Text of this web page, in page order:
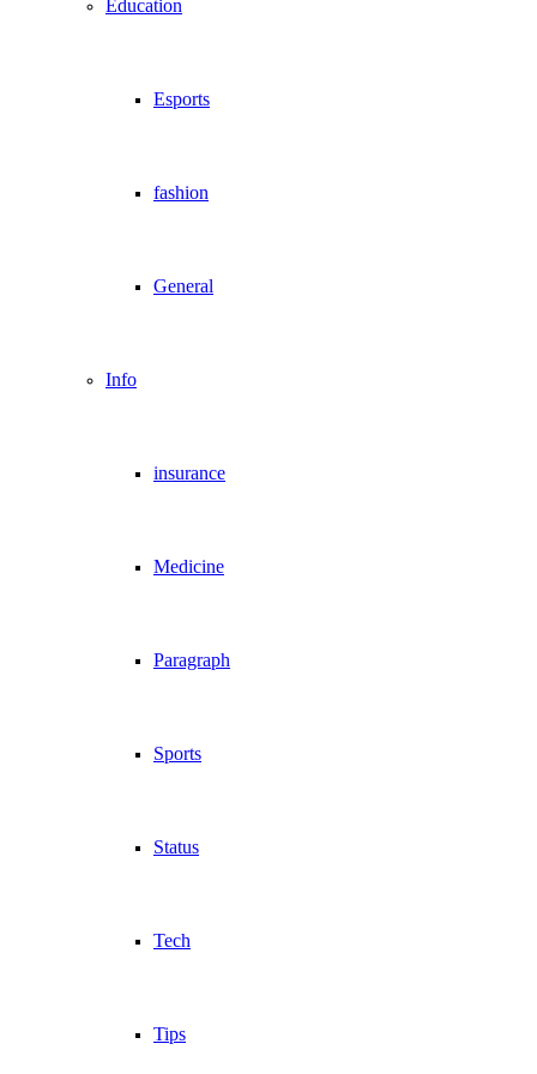
Education
Esports
fashion
General
Info
insurance
Medicine
Paragraph
Sports
Status
Tech
Tips